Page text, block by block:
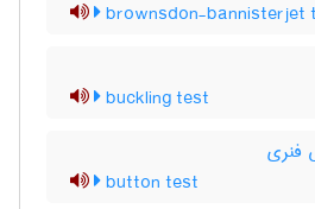
brownsdon-bannisterjet
buckling test
فنری
button test